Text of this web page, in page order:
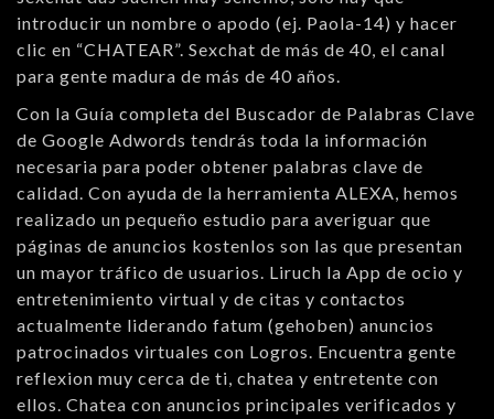
introducir un nombre o apodo (ej. Paola-14) y hacer
clic en “CHATEAR”. Sexchat de más de 40, el canal
para gente madura de más de 40 años.
Con la Guía completa del Buscador de Palabras Clave
de Google Adwords tendrás toda la información
necesaria para poder obtener palabras clave de
calidad. Con ayuda de la herramienta ALEXA, hemos
realizado un pequeño estudio para averiguar que
páginas de anuncios kostenlos son las que presentan
un mayor tráfico de usuarios. Liruch la App de ocio y
entretenimiento virtual y de citas y contactos
actualmente liderando fatum (gehoben) anuncios
patrocinados virtuales con Logros. Encuentra gente
reflexion muy cerca de ti, chatea y entretente con
ellos. Chatea con anuncios principales verificados y